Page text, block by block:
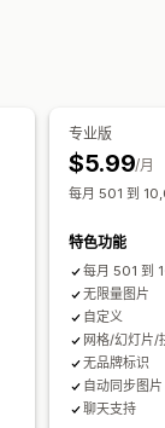
专业版
$5.99/月
每月 501 到
特色功能
每月 501 到
无限量图片
自定义
网格/幻灯片/
无品牌标识
自动同步图
聊天支持